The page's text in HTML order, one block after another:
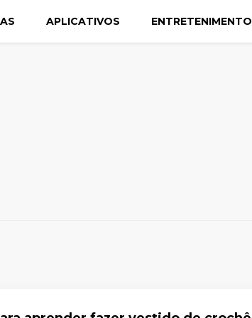
APLICATIVOS ENTRETENIMENTO